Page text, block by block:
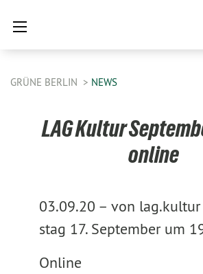
GRÜNE BERLIN NEWS
LAG Kultur
online
03.09.20 – von lag.kultur
stag 17. September um
Online